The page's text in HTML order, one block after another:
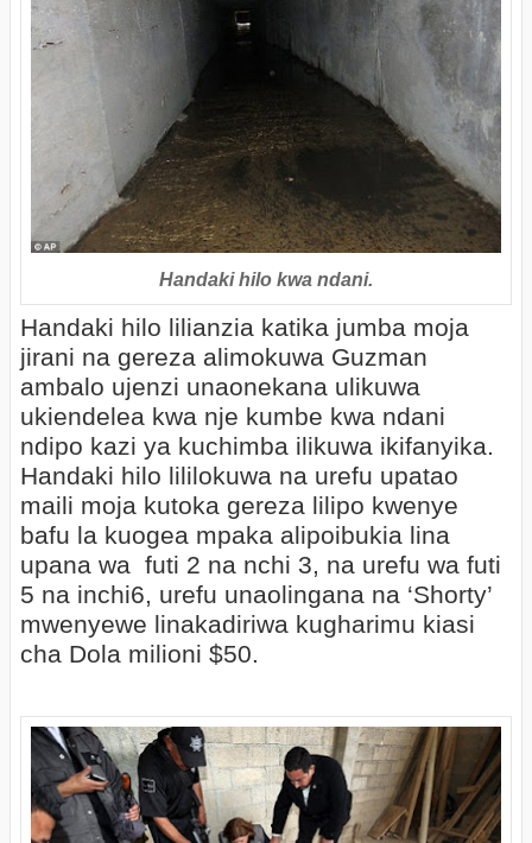
Handaki hilo kwa ndani.
Handaki hilo lilianzia katika jumba moja
jirani na gereza alimokuwa Guzman
ambalo ujenzi unaonekana ulikuwa
ukiendelea kwa nje kumbe kwa ndani
ndipo kazi ya kuchimba ilikuwa ikifanyika.
Handaki hilo lililokuwa na urefu upatao
maili moja kutoka gereza lilipo kwenye
bafu la kuogea mpaka alipoibukia lina
upana wa futi 2 na nchi 3, na urefu wa futi
5 na inchi6, urefu unaolingana na ‘Shorty’
mwenyewe linakadiriwa kugharimu kiasi
cha Dola milioni $50.